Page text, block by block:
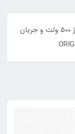
IRFP450 از نوع N-CHannel با تحمل ولتاژ 500 ولت و جریان